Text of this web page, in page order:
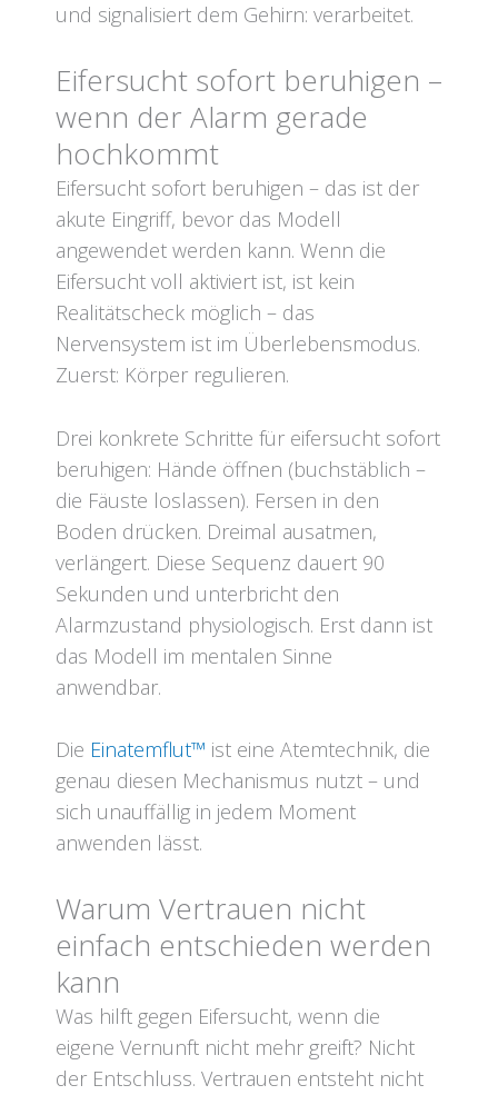
und signalisiert dem Gehirn: verarbeitet.
Eifersucht sofort beruhigen –
wenn der Alarm gerade
hochkommt
Eifersucht sofort beruhigen – das ist der
akute Eingriff, bevor das Modell
angewendet werden kann. Wenn die
Eifersucht voll aktiviert ist, ist kein
Realitätscheck möglich – das
Nervensystem ist im Überlebensmodus.
Zuerst: Körper regulieren.
Drei konkrete Schritte für eifersucht sofort
beruhigen: Hände öffnen (buchstäblich –
die Fäuste loslassen). Fersen in den
Boden drücken. Dreimal ausatmen,
verlängert. Diese Sequenz dauert 90
Sekunden und unterbricht den
Alarmzustand physiologisch. Erst dann ist
das Modell im mentalen Sinne
anwendbar.
Die Einatemflut™ ist eine Atemtechnik, die
genau diesen Mechanismus nutzt – und
sich unauffällig in jedem Moment
anwenden lässt.
Warum Vertrauen nicht
einfach entschieden werden
kann
Was hilft gegen Eifersucht, wenn die
eigene Vernunft nicht mehr greift? Nicht
der Entschluss. Vertrauen entsteht nicht